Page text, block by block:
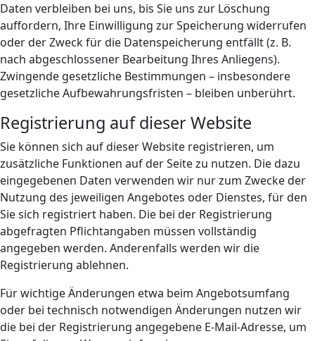
Daten verbleiben bei uns, bis Sie uns zur Löschung
auffordern, Ihre Einwilligung zur Speicherung widerrufen
oder der Zweck für die Datenspeicherung entfällt (z. B.
nach abgeschlossener Bearbeitung Ihres Anliegens).
Zwingende gesetzliche Bestimmungen – insbesondere
gesetzliche Aufbewahrungsfristen – bleiben unberührt.
Registrierung auf dieser Website
Sie können sich auf dieser Website registrieren, um
zusätzliche Funktionen auf der Seite zu nutzen. Die dazu
eingegebenen Daten verwenden wir nur zum Zwecke der
Nutzung des jeweiligen Angebotes oder Dienstes, für den
Sie sich registriert haben. Die bei der Registrierung
abgefragten Pflichtangaben müssen vollständig
angegeben werden. Anderenfalls werden wir die
Registrierung ablehnen.
Für wichtige Änderungen etwa beim Angebotsumfang
oder bei technisch notwendigen Änderungen nutzen wir
die bei der Registrierung angegebene E-Mail-Adresse, um